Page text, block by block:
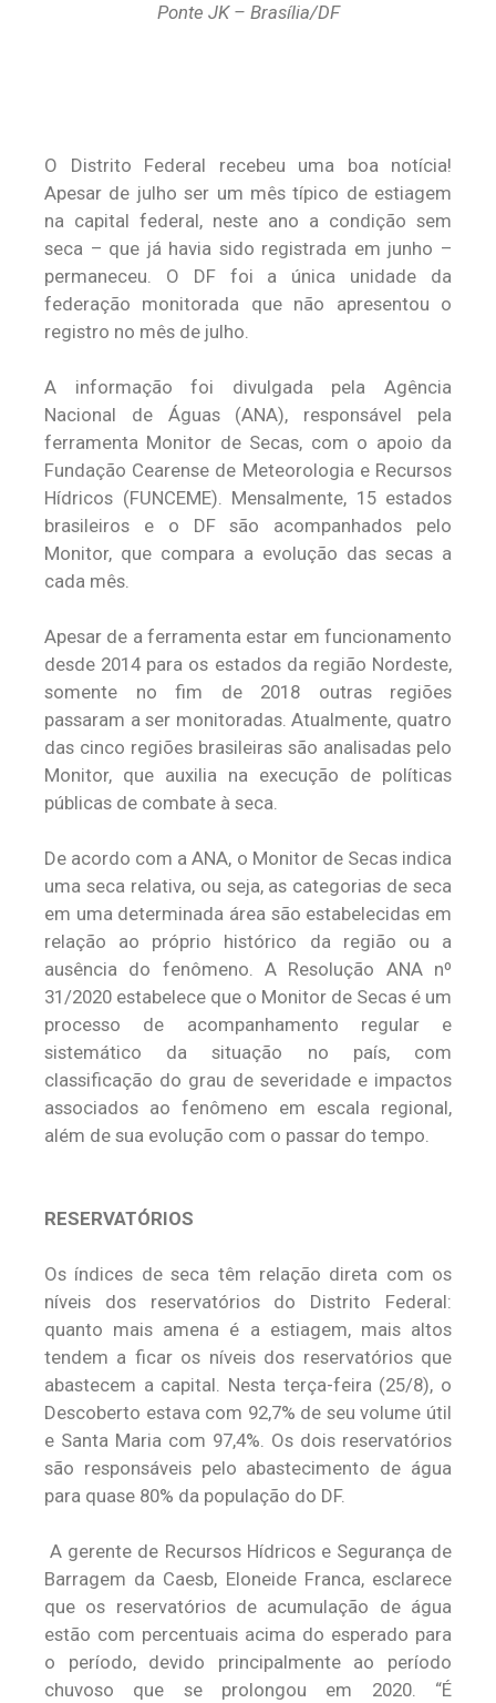
Ponte JK – Brasília/DF
O Distrito Federal recebeu uma boa notícia!
Apesar de julho ser um mês típico de estiagem
na capital federal, neste ano a condição sem
seca – que já havia sido registrada em junho –
permaneceu. O DF foi a única unidade da
federação monitorada que não apresentou o
registro no mês de julho.
A informação foi divulgada pela Agência
Nacional de Águas (ANA), responsável pela
ferramenta Monitor de Secas, com o apoio da
Fundação Cearense de Meteorologia e Recursos
Hídricos (FUNCEME). Mensalmente, 15 estados
brasileiros e o DF são acompanhados pelo
Monitor, que compara a evolução das secas a
cada mês.
Apesar de a ferramenta estar em funcionamento
desde 2014 para os estados da região Nordeste,
somente no fim de 2018 outras regiões
passaram a ser monitoradas. Atualmente, quatro
das cinco regiões brasileiras são analisadas pelo
Monitor, que auxilia na execução de políticas
públicas de combate à seca.
De acordo com a ANA, o Monitor de Secas indica
uma seca relativa, ou seja, as categorias de seca
em uma determinada área são estabelecidas em
relação ao próprio histórico da região ou a
ausência do fenômeno. A Resolução ANA nº
31/2020 estabelece que o Monitor de Secas é um
processo de acompanhamento regular e
sistemático da situação no país, com
classificação do grau de severidade e impactos
associados ao fenômeno em escala regional,
além de sua evolução com o passar do tempo.
RESERVATÓRIOS
Os índices de seca têm relação direta com os
níveis dos reservatórios do Distrito Federal:
quanto mais amena é a estiagem, mais altos
tendem a ficar os níveis dos reservatórios que
abastecem a capital. Nesta terça-feira (25/8), o
Descoberto estava com 92,7% de seu volume útil
e Santa Maria com 97,4%. Os dois reservatórios
são responsáveis pelo abastecimento de água
para quase 80% da população do DF.
A gerente de Recursos Hídricos e Segurança de
Barragem da Caesb, Eloneide Franca, esclarece
que os reservatórios de acumulação de água
estão com percentuais acima do esperado para
o período, devido principalmente ao período
chuvoso que se prolongou em 2020. “É